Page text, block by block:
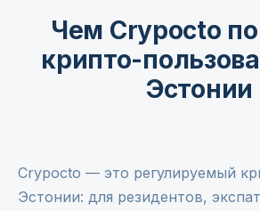
Чем Crypocto
крипто-
Эстонии
Crypocto — это регулируемый
Эстонии: для резидентов,